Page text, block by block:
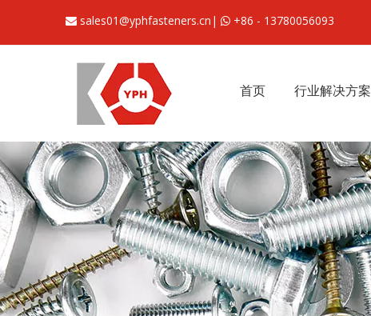
 sales01@yphfasteners.cn |  +86 - 13780056093
首页 行业解决方案